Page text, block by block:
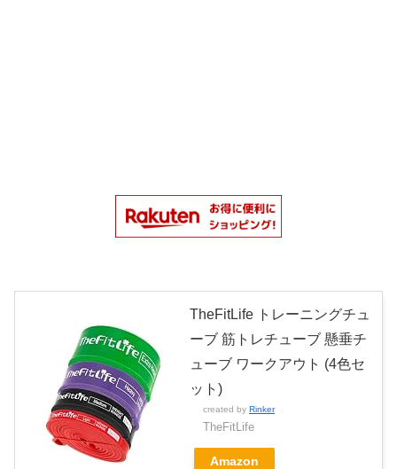
TheFitLife トレーニングチュ
ーブ 筋トレチューブ 懸垂チ
ューブ ワークアウト (4色セ
ット)
created by Rinker
TheFitLife
Amazon